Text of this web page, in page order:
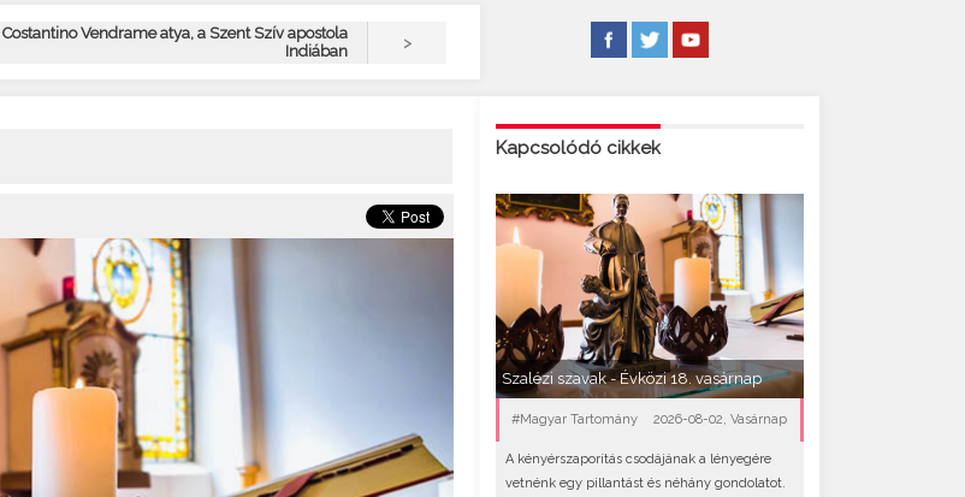
Costantino Vendrame atya, a Szent Szív apostola
Indiában
>
Kapcsolódó cikkek
Szalézi szavak - Évközi 18. vasárnap
#Magyar Tartomány 2026-08-02, Vasárnap
A kényérszaporítás csodájának a lényegére
vetnénk egy pillantást és néhány gondolatot.